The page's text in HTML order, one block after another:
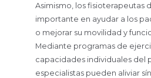
Asimismo, los fisioterapeutas
importante en ayudar a los
o mejorar su movilidad y
Mediante programas de
capacidades individuales del
especialistas pueden aliviar